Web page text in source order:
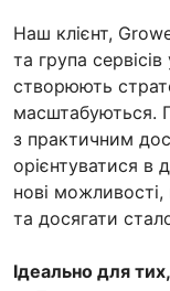
Наш клієнт,
та група
створюють
масштабуються.
з практичним
орієнтуватися в
нові
та досягати
Ідеально для